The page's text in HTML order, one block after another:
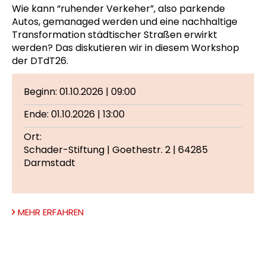
Wie kann “ruhender Verkeher”, also parkende
Autos, gemanaged werden und eine nachhaltige
Transformation städtischer Straßen erwirkt
werden? Das diskutieren wir in diesem Workshop
der DTdT26.
Beginn: 01.10.2026 | 09:00
Ende: 01.10.2026 | 13:00
Ort:
Schader-Stiftung | Goethestr. 2 | 64285
Darmstadt
MEHR ERFAHREN